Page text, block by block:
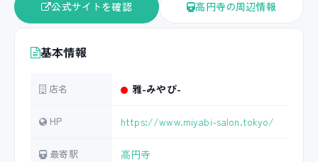
公式サイトを確認 高円寺の周辺情報
基本情報
店名 雅-みやび-
HP https://www.miyabi-salon.tokyo/
最寄駅 高円寺